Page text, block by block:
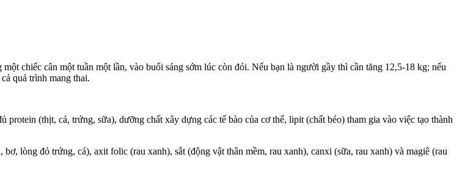
chiếc cân một tuần một lần, vào buổi sáng sớm lúc còn đói. Nếu bạn là người gầy thì cần tăng 12,5-18 kg; nếu
quá trình mang thai.
(thịt, cá, trứng, sữa), dưỡng chất xây dựng các tế bào của cơ thể, lipit (chất béo) tham gia vào việc tạo thành
lòng đỏ trứng, cá), axit folic (rau xanh), sắt (động vật thân mềm, rau xanh), canxi (sữa, rau xanh) và magiê (rau